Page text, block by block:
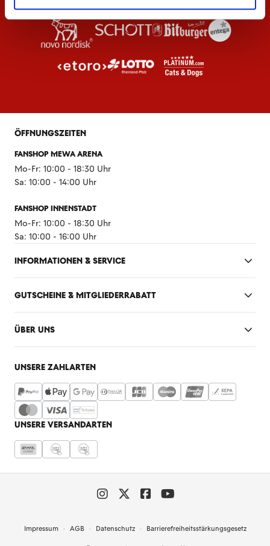
ÖFFNUNGSZEITEN
FANSHOP MEWA ARENA
Mo-Fr: 10:00 - 18:30 Uhr
Sa: 10:00 - 14:00 Uhr
FANSHOP INNENSTADT
Mo-Fr: 10:00 - 18:30 Uhr
Sa: 10:00 - 16:00 Uhr
INFORMATIONEN & SERVICE
GUTSCHEINE & MITGLIEDERRABATT
ÜBER UNS
UNSERE ZAHLARTEN
UNSERE VERSANDARTEN
Impressum AGB Datenschutz Barrierefreiheitsstärkungsgesetz